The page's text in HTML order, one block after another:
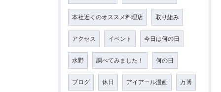
本社近くのオススメ料理店 取り組み
アクセス イベント 今日は何の日
水野 調べてみました！ 何の日
ブログ 休日 アイアール漫画 万博